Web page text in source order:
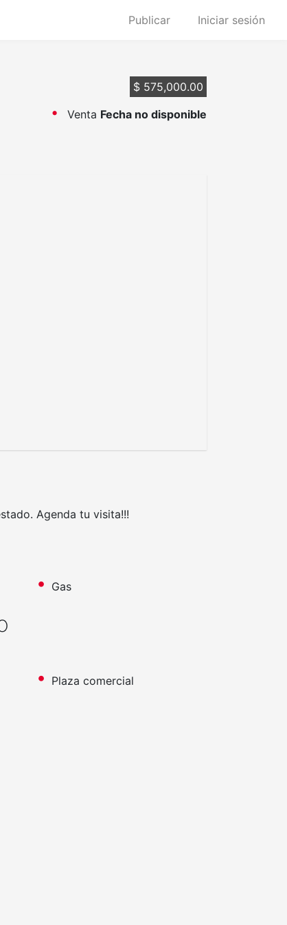
Publicar Iniciar sesión
$ 575,000.00
Venta Fecha no disponible
Agenda tu visita!!!
Gas
Plaza comercial